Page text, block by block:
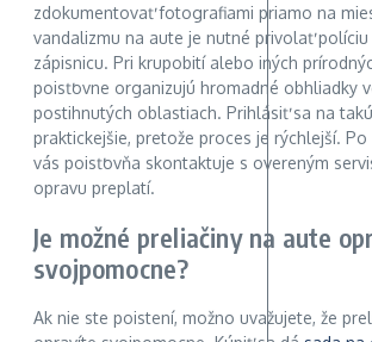
zdokumentovať fotografiami priamo na
vandalizmu na aute je nutné privolať
zápisnicu. Pri krupobití alebo iných
poisťovne organizujú hromadné obhliadky
postihnutých oblastiach. Prihlásiť sa na
praktickejšie, pretože proces je rýchlejší.
vás poisťovňa skontaktuje s overeným
opravu preplatí.
Je možné preliačiny na aute
svojpomocne?
Ak nie ste poistení, možno uvažujete, že